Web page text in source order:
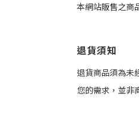
本網站販售之商
退貨須知
退貨商品須為未
您的需求，並非